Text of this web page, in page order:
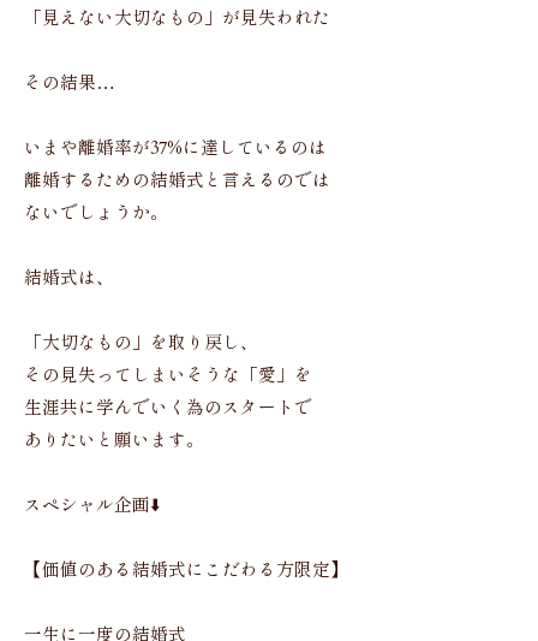
「見えない大切なもの」が見失われた
その結果…
いまや離婚率が37%に達しているのは
離婚するための結婚式と言えるのでは
ないでしょうか。
結婚式は、
「大切なもの」を取り戻し、
その見失ってしまいそうな「愛」を
生涯共に学んでいく為のスタートで
ありたいと願います。
スペシャル企画⬇️
【価値のある結婚式にこだわる方限定】
一生に一度の結婚式